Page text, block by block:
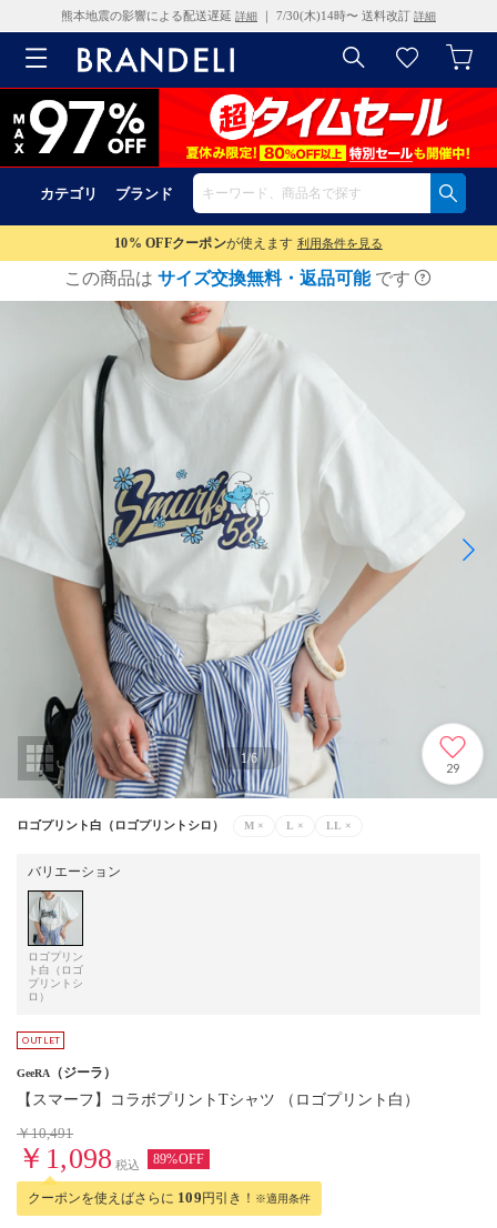
熊本地震の影響による配送遅延 詳細 ｜ 7/30(木)14時〜 送料改訂 詳細
カテゴリ ブランド
10% OFFクーポンが使えます 利用条件を見る
この商品は サイズ交換無料・返品可能 です
1/6
29
ロゴプリント白（ロゴプリントシロ） M × L × LL ×
バリエーション
ロゴプリン
ト白（ロゴ
プリントシ
ロ）
GeeRA （ジーラ）
【スマーフ】コラボプリントTシャツ （ロゴプリント白）
￥10,491
￥1,098 税込 89%OFF
クーポンを使えばさらに 109円引き！ ※適用条件